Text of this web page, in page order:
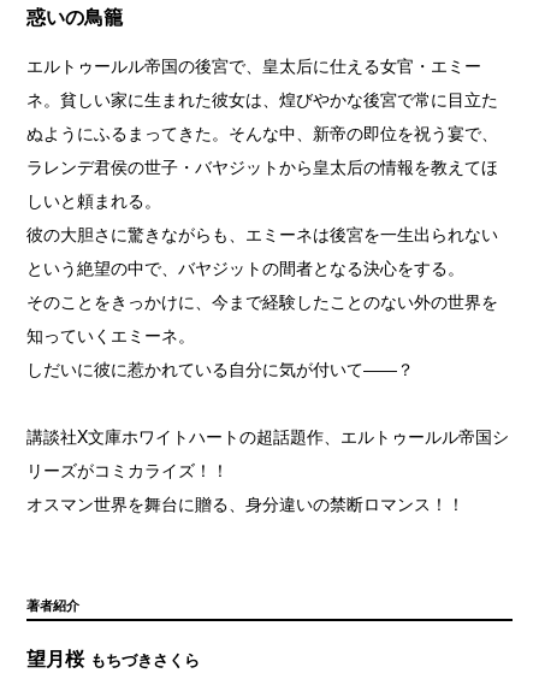
惑いの鳥籠
エルトゥールル帝国の後宮で、皇太后に仕える女官・エミー
ネ。貧しい家に生まれた彼女は、煌びやかな後宮で常に目立た
ぬようにふるまってきた。そんな中、新帝の即位を祝う宴で、
ラレンデ君侯の世子・バヤジットから皇太后の情報を教えてほ
しいと頼まれる。
彼の大胆さに驚きながらも、エミーネは後宮を一生出られない
という絶望の中で、バヤジットの間者となる決心をする。
そのことをきっかけに、今まで経験したことのない外の世界を
知っていくエミーネ。
しだいに彼に惹かれている自分に気が付いて――？
講談社X文庫ホワイトハートの超話題作、エルトゥールル帝国シ
リーズがコミカライズ！！
オスマン世界を舞台に贈る、身分違いの禁断ロマンス！！
著者紹介
望月桜 もちづきさくら